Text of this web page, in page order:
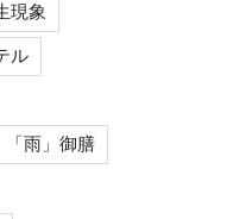
現象
ル
「雨」御膳